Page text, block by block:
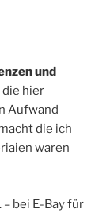
und
die hier
Aufwand
die ich
waren
bei E-Bay für